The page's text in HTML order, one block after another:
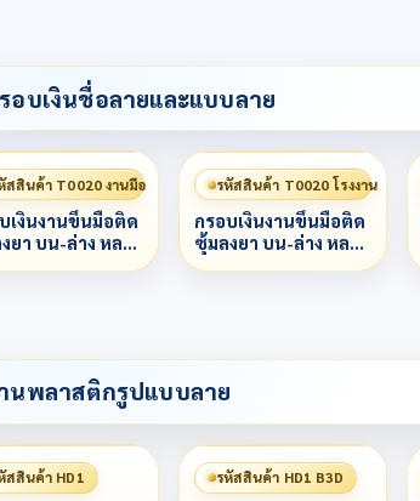
อบเงินชื่อลายและแบบลาย
สสินค้า T0020 งานมือ
เงินงานขึ้นมือติด
ยา บน-ล่าง หลาก
รหัสสินค้า T0020 โรงงาน
กรอบเงินงานขึ้นมือติด
ซุ้มลงยา บน-ล่าง หลาก
สี
นพลาสติกรูปแบบลาย
สสินค้า HD1 รหัสสินค้า HD1 B3D